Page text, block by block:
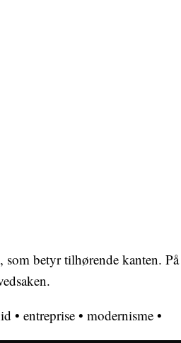
betyr tilhørende kanten.
• entreprise • modernisme •